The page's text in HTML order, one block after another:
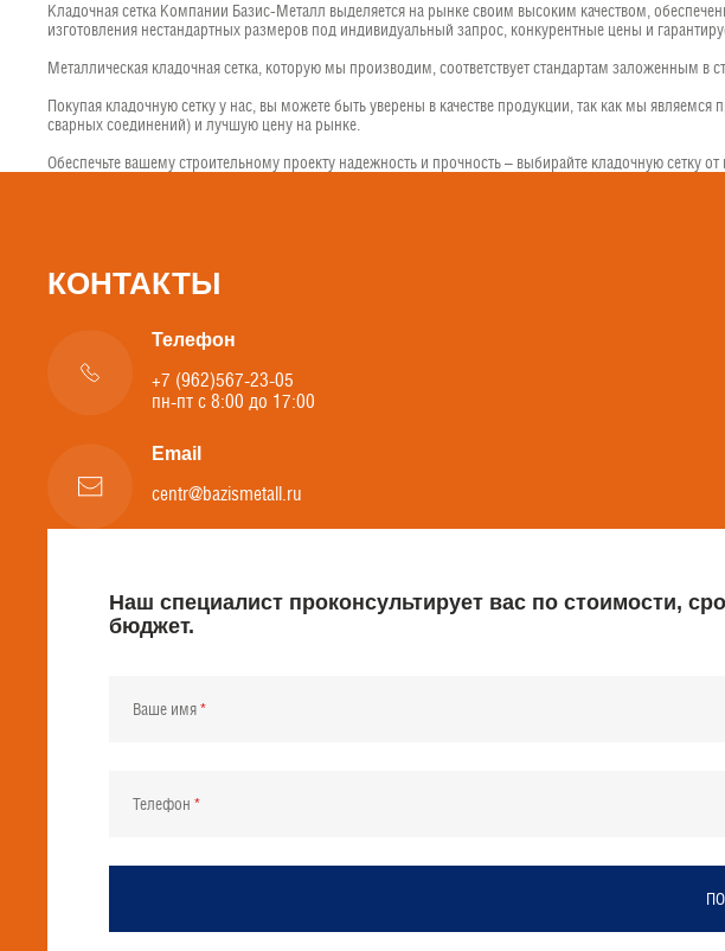
Кладочная сетка Компании Базис-Металл выделяется на рынке своим высоким качеством,
изготовления нестандартных размеров под индивидуальный запрос, конкурентные цены и
Металлическая кладочная сетка, которую мы производим, соответствует стандартам заложенным в
Покупая кладочную сетку у нас, вы можете быть уверены в качестве продукции, так как мы
сварных соединений) и лучшую цену на рынке.
Обеспечьте вашему строительному проекту надежность и прочность – выбирайте кладочную сетку от
КОНТАКТЫ
Телефон
+7 (962)567-23-05
пн-пт с 8:00 до 17:00
Email
centr@bazismetall.ru
Наш специалист проконсультирует вас по стоимости,
бюджет.
Ваше имя
Телефон